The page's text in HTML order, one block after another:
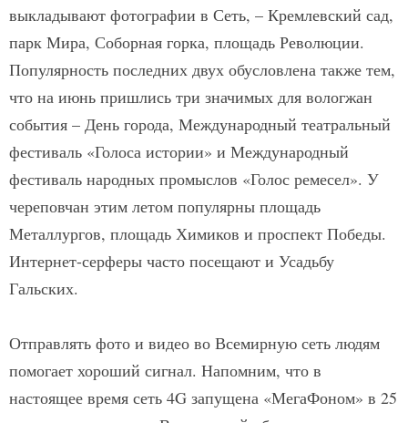
выкладывают фотографии в Сеть, – Кремлевский сад,
парк Мира, Соборная горка, площадь Революции.
Популярность последних двух обусловлена также тем,
что на июнь пришлись три значимых для вологжан
события – День города, Международный театральный
фестиваль «Голоса истории» и Международный
фестиваль народных промыслов «Голос ремесел». У
череповчан этим летом популярны площадь
Металлургов, площадь Химиков и проспект Победы.
Интернет-серферы часто посещают и Усадьбу
Гальских.
Отправлять фото и видео во Всемирную сеть людям
помогает хороший сигнал. Напомним, что в
настоящее время сеть 4G запущена «МегаФоном» в 25